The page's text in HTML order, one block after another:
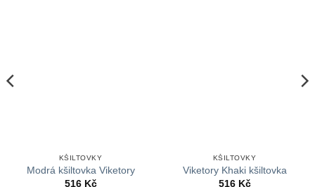
KŠILTOVKY
Modrá kšiltovka Viketory
516 Kč
KŠILTOVKY
Viketory Khaki kšiltovka
516 Kč